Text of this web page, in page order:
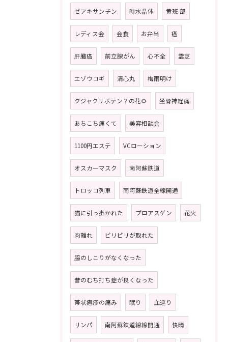
ゼアキサンチン 時水晶体 黄班 部
レディス会 会食 お弁当 癌
肝臓癌 前立腺がん 心不全 霊芝
エゾウコギ 清心丸 梅雨明け
クジャクサボテン？の花🌻 坐骨神経痛
あちこち痛くて 美容相談会
1100円エステ VCローション
オスカーマスク 南阿蘇鉄道
トロッコ列車 南阿蘇鉄道全線開通
猫に引っ掛かれた プロアスゲン 花火
肉離れ ピリピリが取れた
脇のしこりがなくなった
昔のむち打ち症が良くなった
帯状疱疹の痛み 眠り 血巡り
リンパ 南阿蘇鉄道線線開通 快晴